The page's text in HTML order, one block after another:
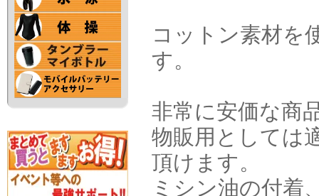
コットン素材を
す。
非常に安価な商
物販用としては
頂けます。
ミシン油の付着